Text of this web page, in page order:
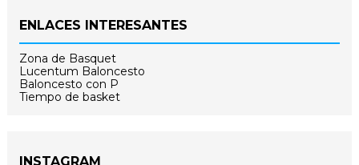
ENLACES INTERESANTES
Zona de Basquet
Lucentum Baloncesto
Baloncesto con P
Tiempo de basket
INSTAGRAM